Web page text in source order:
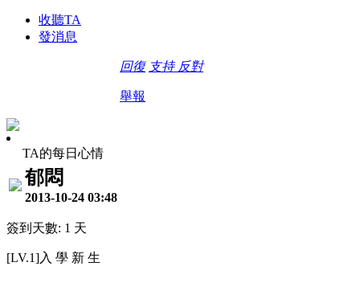
收聽TA
發消息
回復 支持 反對
舉報
TA的每日心情
郁悶
2013-10-24 03:48
簽到天數: 1 天
[LV.1]入 學 新 生